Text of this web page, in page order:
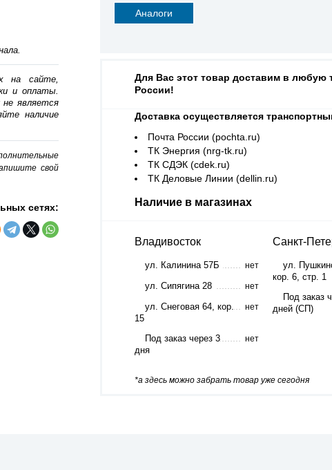
на сайте,
и оплаты.
является
наличие
свой
сетях:
Аналоги
Для Вас этот товар доставим в любую
России!
Доставка осуществляется
Почта России (pochta.ru)
ТК Энергия (nrg-tk.ru)
ТК СДЭК (cdek.ru)
ТК Деловые Линии (dellin.ru)
Наличие в магазинах
Владивосток
ул. Калинина 57Б нет
ул. Сипягина 28 нет
ул. Снеговая 64, кор.
15
нет
Под заказ через 3
дня
нет
Санкт-
ул.
кор. 6, стр. 1
Под заказ
дней (СП)
*а здесь можно забрать товар уже сегодня